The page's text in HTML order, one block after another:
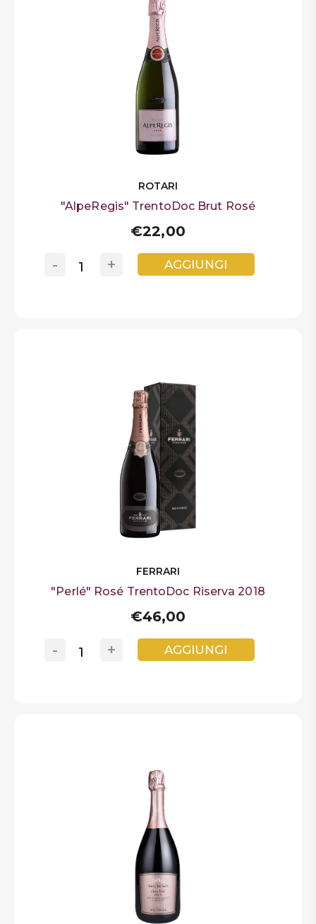
ROTARI
"AlpeRegis" TrentoDoc Brut Rosé
€22,00
+
- AGGIUNGI
FERRARI
"Perlé" Rosé TrentoDoc Riserva 2018
€46,00
+
- AGGIUNGI